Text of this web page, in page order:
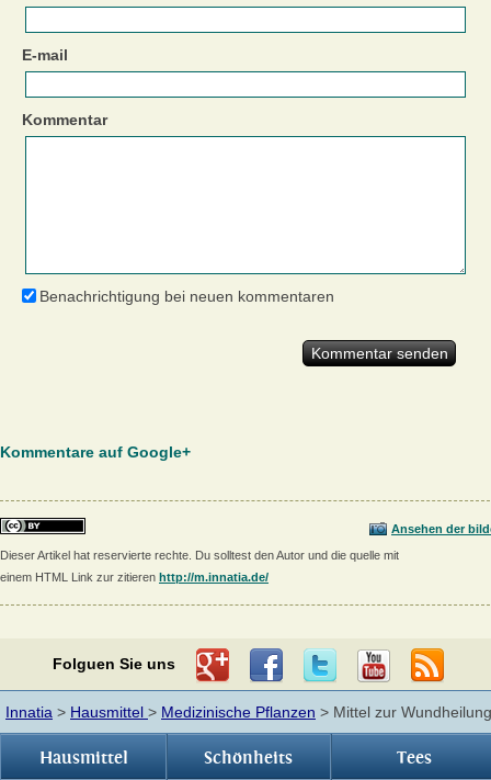
E-mail
Kommentar
Benachrichtigung bei neuen kommentaren
Kommentare auf Google+
Ansehen der
Dieser Artikel hat reservierte rechte. Du solltest den Autor und die quelle mit
einem HTML Link zur zitieren http://m.innatia.de/
Folguen Sie uns
Innatia > Hausmittel > Medizinische Pflanzen > Mittel zur Wundheilung
Hausmittel Schönheits Tees